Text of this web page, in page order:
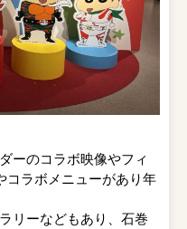
ーのコラボ映像やフィ
コラボメニューがあり年
リーなどもあり、石巻